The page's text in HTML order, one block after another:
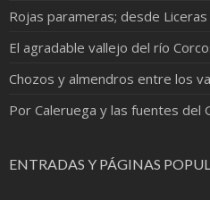
Rojas parameras; desde
El agradable vallejo del río
Chozos y almendros entre los
Por Caleruega y las fuentes del
ENTRADAS Y PÁGINAS